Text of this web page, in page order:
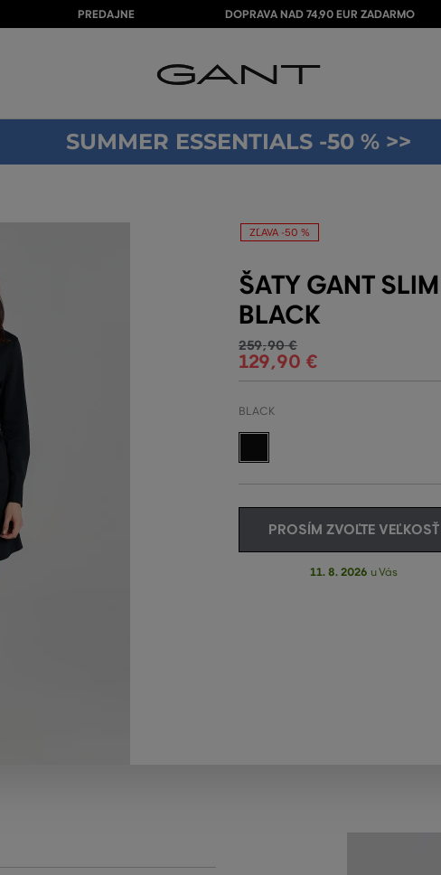
PREDAJNE DOPRAVA NAD 74,90 EUR ZADARMO
SUMMER ESSENTIALS -50 % >>
ZĽAVA -50 %
ŠATY GANT
BLACK
259,90 €
129,90 €
BLACK
PROSÍM ZVOĽTE VEĽKOSŤ
11. 8. 2026 u Vás